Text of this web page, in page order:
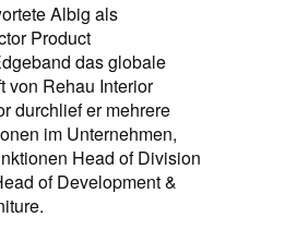
Albig als
Product
das globale
von Rehau Interior
durchlief er mehrere
im Unternehmen,
Head of Division
of Development &